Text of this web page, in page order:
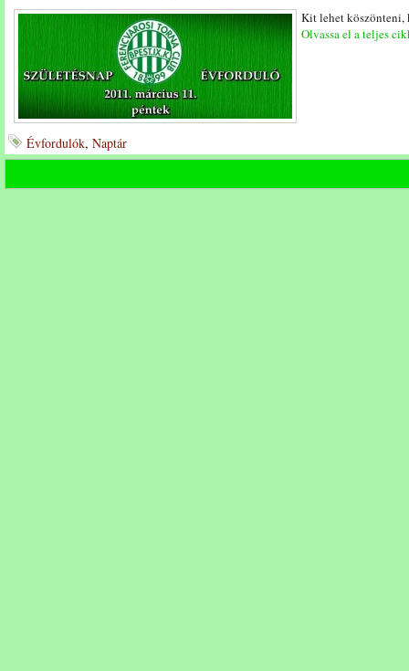
Kit lehet köszönteni,
Olvassa el a teljes
Évfordulók, Naptár